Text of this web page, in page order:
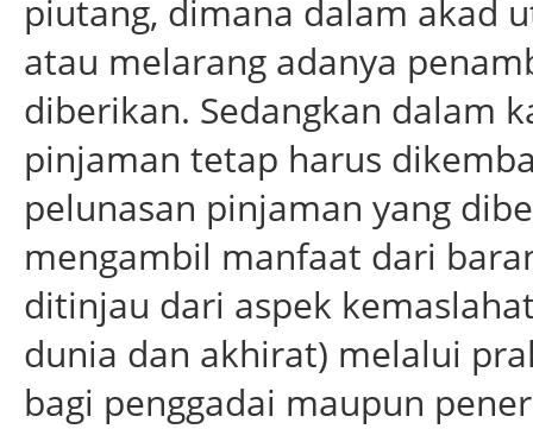
piutang, dimana dalam akad
atau melarang adanya
diberikan. Sedangkan dalam
pinjaman tetap harus
pelunasan pinjaman yang
mengambil manfaat dari
ditinjau dari aspek
dunia dan akhirat) melalui
bagi penggadai maupun